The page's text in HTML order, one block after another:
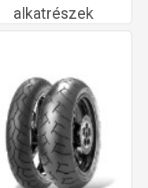
alkatrészek